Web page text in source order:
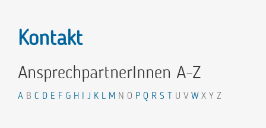
Kontakt
AnsprechpartnerInnen A-Z
A B C D E F G H I J K L M N O P Q R S T U V WX Y Z